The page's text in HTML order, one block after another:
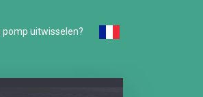
pomp uitwisselen?